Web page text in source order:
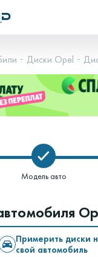
Диски Opel
Модель авто
Примерить диски
свой автомобиль